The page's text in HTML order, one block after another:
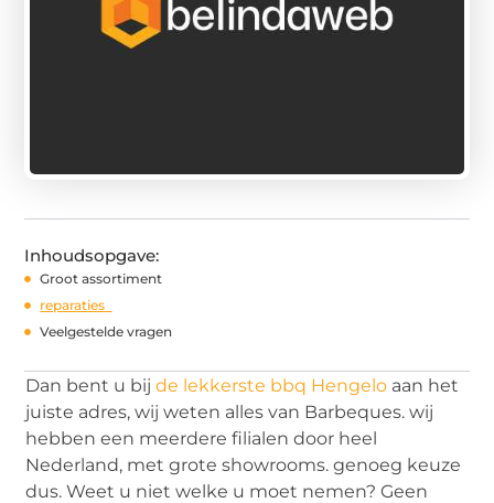
Inhoudsopgave:
Groot assortiment
reparaties
Veelgestelde vragen
Dan bent u bijde lekkerste bbq Hengelo aan het
juiste adres, wij weten alles van Barbeques. wij
hebben een meerdere filialen door heel
Nederland, met grote showrooms. genoeg keuze
dus. Weet u niet welke u moet nemen? Geen